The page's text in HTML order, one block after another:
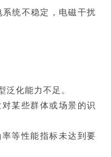
统不稳定，电磁干扰
泛化能力不足。
某些群体或场景的识
等性能指标未达到要